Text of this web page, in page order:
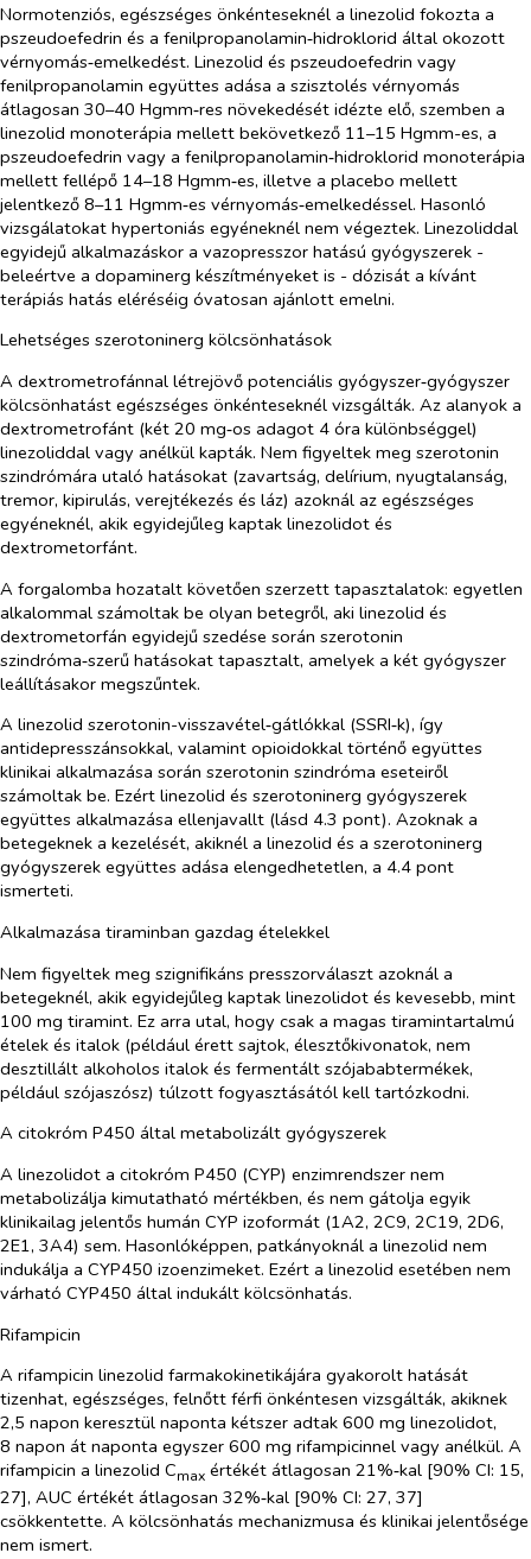
Normotenziós, egészséges önkénteseknél a linezolid fokozta a
pszeudoefedrin és a fenilpropanolamin‑hidroklorid által okozott
vérnyomás‑emelkedést. Linezolid és pszeudoefedrin vagy
fenilpropanolamin együttes adása a szisztolés vérnyomás
átlagosan 30–40 Hgmm‑res növekedését idézte elő, szemben a
linezolid monoterápia mellett bekövetkező 11–15 Hgmm-es, a
pszeudoefedrin vagy a fenilpropanolamin‑hidroklorid monoterápia
mellett fellépő 14–18 Hgmm‑es, illetve a placebo mellett
jelentkező 8–11 Hgmm‑es vérnyomás‑emelkedéssel. Hasonló
vizsgálatokat hypertoniás egyéneknél nem végeztek. Linezoliddal
egyidejű alkalmazáskor a vazopresszor hatású gyógyszerek -
beleértve a dopaminerg készítményeket is - dózisát a kívánt
terápiás hatás eléréséig óvatosan ajánlott emelni.
Lehetséges szerotoninerg kölcsönhatások
A dextrometrofánnal létrejövő potenciális gyógyszer‑gyógyszer
kölcsönhatást egészséges önkénteseknél vizsgálták. Az alanyok a
dextrometrofánt (két 20 mg‑os adagot 4 óra különbséggel)
linezoliddal vagy anélkül kapták. Nem figyeltek meg szerotonin
szindrómára utaló hatásokat (zavartság, delírium, nyugtalanság,
tremor, kipirulás, verejtékezés és láz) azoknál az egészséges
egyéneknél, akik egyidejűleg kaptak linezolidot és
dextrometorfánt.
A forgalomba hozatalt követően szerzett tapasztalatok: egyetlen
alkalommal számoltak be olyan betegről, aki linezolid és
dextrometorfán egyidejű szedése során szerotonin
szindróma‑szerű hatásokat tapasztalt, amelyek a két gyógyszer
leállításakor megszűntek.
A linezolid szerotonin-visszavétel‑gátlókkal (SSRI‑k), így
antidepresszánsokkal, valamint opioidokkal történő együttes
klinikai alkalmazása során szerotonin szindróma eseteiről
számoltak be. Ezért linezolid és szerotoninerg gyógyszerek
együttes alkalmazása ellenjavallt (lásd 4.3 pont). Azoknak a
betegeknek a kezelését, akiknél a linezolid és a szerotoninerg
gyógyszerek együttes adása elengedhetetlen, a 4.4 pont
ismerteti.
Alkalmazása tiraminban gazdag ételekkel
Nem figyeltek meg szignifikáns presszorválaszt azoknál a
betegeknél, akik egyidejűleg kaptak linezolidot és kevesebb, mint
100 mg tiramint. Ez arra utal, hogy csak a magas tiramintartalmú
ételek és italok (például érett sajtok, élesztőkivonatok, nem
desztillált alkoholos italok és fermentált szójababtermékek,
például szójaszósz) túlzott fogyasztásától kell tartózkodni.
A citokróm P450 által metabolizált gyógyszerek
A linezolidot a citokróm P450 (CYP) enzimrendszer nem
metabolizálja kimutatható mértékben, és nem gátolja egyik
klinikailag jelentős humán CYP izoformát (1A2, 2C9, 2C19, 2D6,
2E1, 3A4) sem. Hasonlóképpen, patkányoknál a linezolid nem
indukálja a CYP450 izoenzimeket. Ezért a linezolid esetében nem
várható CYP450 által indukált kölcsönhatás.
Rifampicin
A rifampicin linezolid farmakokinetikájára gyakorolt hatását
tizenhat, egészséges, felnőtt férfi önkéntesen vizsgálták, akiknek
2,5 napon keresztül naponta kétszer adtak 600 mg linezolidot,
8 napon át naponta egyszer 600 mg rifampicinnel vagy anélkül. A
rifampicin a linezolid Cmax értékét átlagosan 21%‑kal [90% CI: 15,
27], AUC értékét átlagosan 32%‑kal [90% CI: 27, 37]
csökkentette. A kölcsönhatás mechanizmusa és klinikai jelentősége
nem ismert.